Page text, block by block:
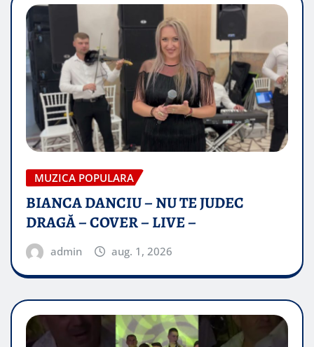
MUZICA POPULARA
BIANCA DANCIU – NU TE JUDEC
DRAGĂ – COVER – LIVE –
admin aug. 1, 2026